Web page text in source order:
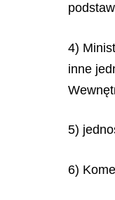
4)
inne
5)
6)